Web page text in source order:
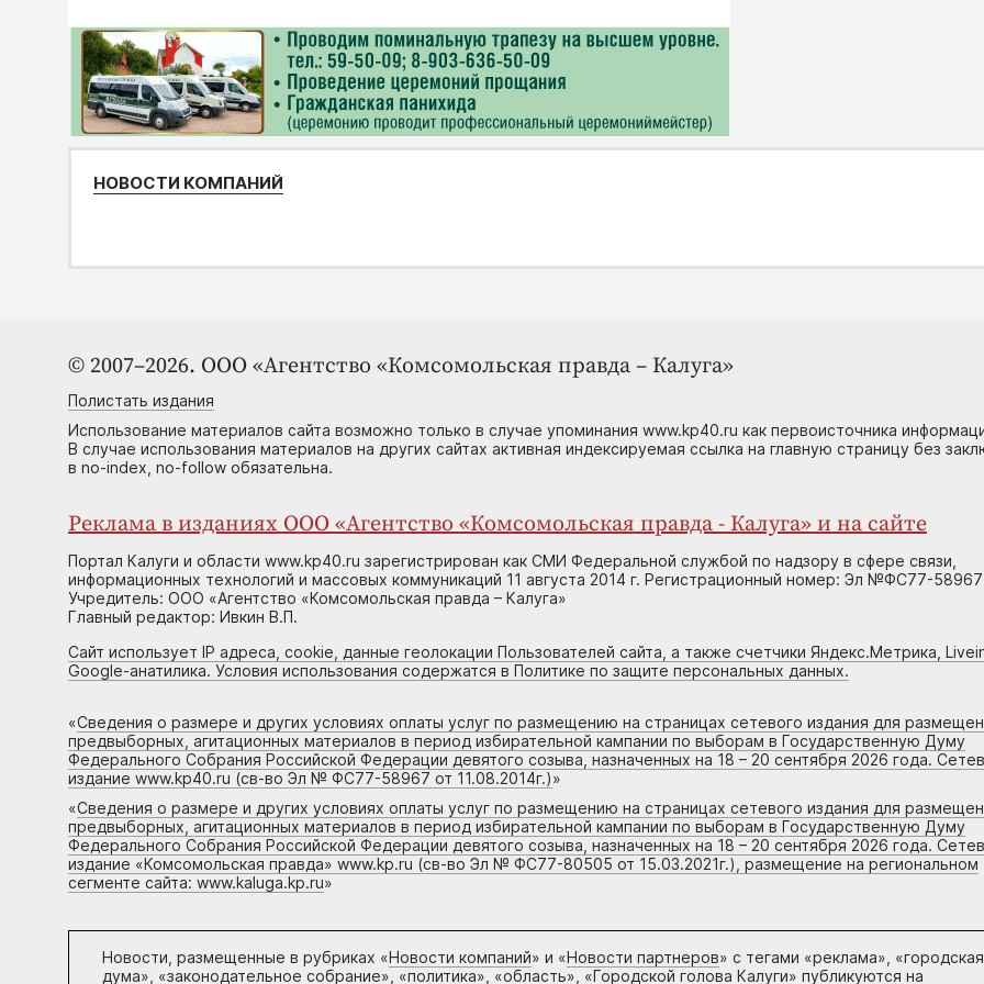
НОВОСТИ КОМПАНИЙ
© 2007–2026. ООО «Агентство «Комсомольская правда – Калуга»
Полистать издания
Использование материалов сайта возможно только в случае упоминания www.kp40.ru как первоисточника
В случае использования материалов на других сайтах активная индексируемая ссылка на главную страницу без
в no-index, no-follow обязательна.
Реклама в изданиях ООО «Агентство «Комсомольская правда - Калуга» и на сайте
Портал Калуги и области www.kp40.ru зарегистрирован как СМИ Федеральной службой по надзору в сфере связи,
информационных технологий и массовых коммуникаций 11 августа 2014 г. Регистрационный номер: Эл №ФС77-58967
Учредитель: ООО «Агентство «Комсомольская правда – Калуга»
Главный редактор: Ивкин В.П.
Сайт использует IP адреса, cookie, данные геолокации Пользователей сайта, а также счетчики Яндекс.Метрика,
Google-анатилика. Условия использования содержатся в Политике по защите персональных данных.
«Сведения о размере и других условиях оплаты услуг по размещению на страницах сетевого издания для
предвыборных, агитационных материалов в период избирательной кампании по выборам в Государственную Думу
Федерального Собрания Российской Федерации девятого созыва, назначенных на 18 – 20 сентября 2026 года.
издание www.kp40.ru (св-во Эл № ФС77-58967 от 11.08.2014г.)»
«Сведения о размере и других условиях оплаты услуг по размещению на страницах сетевого издания для
предвыборных, агитационных материалов в период избирательной кампании по выборам в Государственную Думу
Федерального Собрания Российской Федерации девятого созыва, назначенных на 18 – 20 сентября 2026 года.
издание «Комсомольская правда» www.kp.ru (св-во Эл № ФС77-80505 от 15.03.2021г.), размещение на региональном
сегменте сайта: www.kaluga.kp.ru»
Новости, размещенные в рубриках «Новости компаний» и «Новости партнеров» с тегами «реклама», «городская
дума», «законодательное собрание», «политика», «область», «Городской голова Калуги» публикуются на